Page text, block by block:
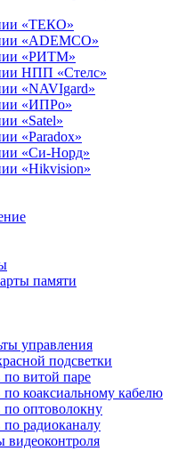
«ТЕКО»
«ADEMCO»
«РИТМ»
НПП «Стелс»
«NAVIgard»
«ИПРо»
«Satel»
«Paradox»
«Си-Норд»
«Hikvision»
памяти
управления
подсветки
по витой паре
по коаксиальному кабелю
по оптоволокну
по радиоканалу